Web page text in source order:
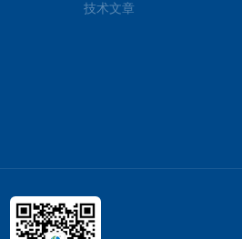
技术文章